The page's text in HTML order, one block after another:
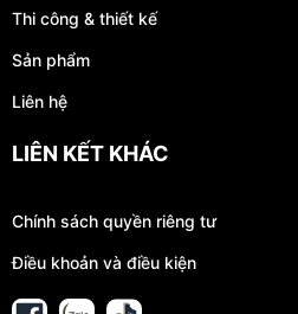
Thi công & thiết kế
Sản phẩm
Liên hệ
LIÊN KẾT KHÁC
Chính sách quyền riêng tư
Điều khoản và điều kiện